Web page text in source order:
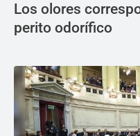
Los olores
perito odorífico